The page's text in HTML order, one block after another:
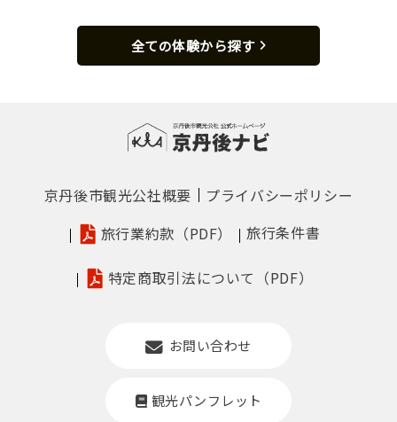
全ての体験から探す
京丹後市観光公社概要
プライバシーポリシー
旅行業約款（PDF）
旅行条件書
特定商取引法について（PDF）
お問い合わせ
観光パンフレット